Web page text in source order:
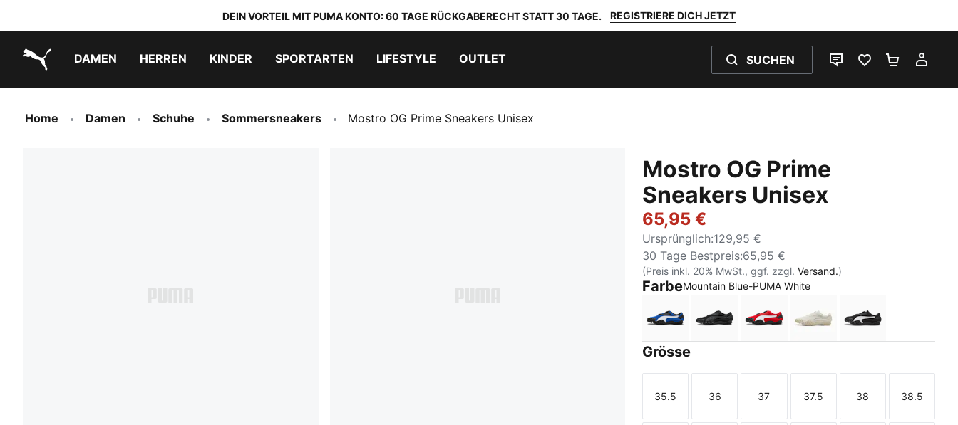
DEIN VORTEIL MIT PUMA KONTO: 60 TAGE RÜCKGABERECHT STATT 30 TAGE. REGISTRIERE DICH JETZT
DAMEN HERREN KINDER SPORTARTEN LIFESTYLE OUTLET SUCHEN
LIVE-CHATFAVORITEN 0
Home Damen Schuhe Sommersneakers Mostro OG Prime Sneakers Unisex
Mostro OG Prime
Sneakers Unisex
65,95 €
Ursprünglich:129,95 €
30 Tage Bestpreis:65,95 €
(Preis inkl. 20% MwSt., ggf. zzgl.Versand.)
FarbeMountain Blue-PUMA White
Mountain Blue-PUMA White
PUMA Black-PUMA Black
For All Time Red-PUMA White
Warm White-Alpine Snow
PUMA Black-
Grösse
Größe
35.5
Größe
36
Größe
37
Größe
37.5
Größe
38
Größe
38.5